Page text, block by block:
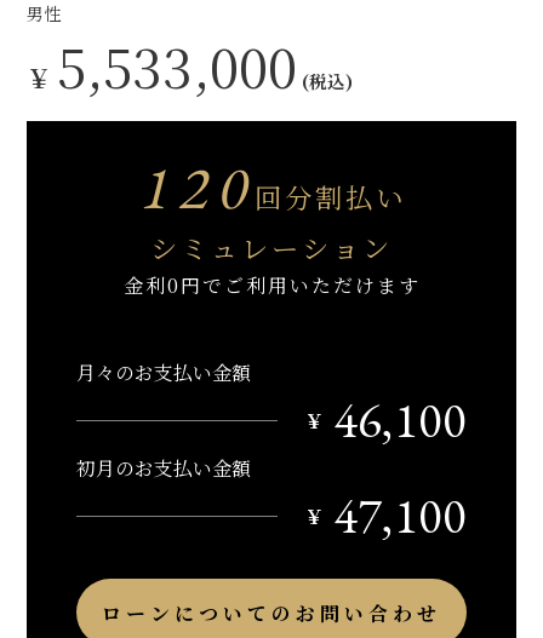
男性
￥ 5,533,000 (税込)
120回分割払い
シミュレーション
金利0円でご利用いただけます
月々のお支払い金額
￥ 46,100
初月のお支払い金額
￥ 47,100
ローンについてのお問い合わせ